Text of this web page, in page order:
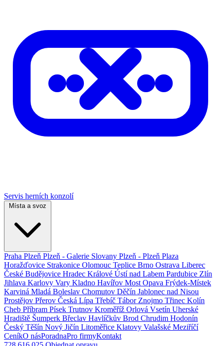
Servis herních konzolí
Místa a svoz
Praha Plzeň Plzeň - Galerie Slovany Plzeň - Plzeň Plaza
Horažďovice Strakonice Olomouc Teplice Brno Ostrava Liberec
České Budějovice Hradec Králové Ústí nad Labem Pardubice Zlín
Jihlava Karlovy Vary Kladno Havířov Most Opava Frýdek-Místek
Karviná Mladá Boleslav Chomutov Děčín Jablonec nad Nisou
Prostějov Přerov Česká Lípa Třebíč Tábor Znojmo Třinec Kolín
Cheb Příbram Písek Trutnov Kroměříž Orlová Vsetín Uherské
Hradiště Šumperk Břeclav Havlíčkův Brod Chrudim Hodonín
Český Těšín Nový Jičín Litoměřice Klatovy Valašské Meziříčí
CeníkO násPoradnaPro firmyKontakt